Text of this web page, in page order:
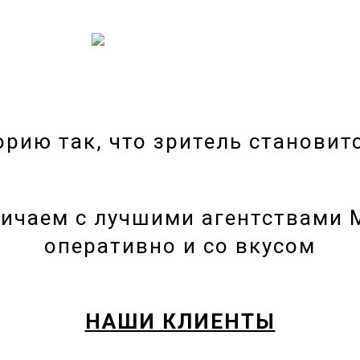
так, что зритель
с лучшими
оперативно и со вкусом
НАШИ КЛИЕНТЫ